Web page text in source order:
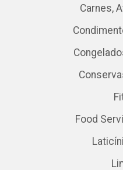
Carnes,
Food